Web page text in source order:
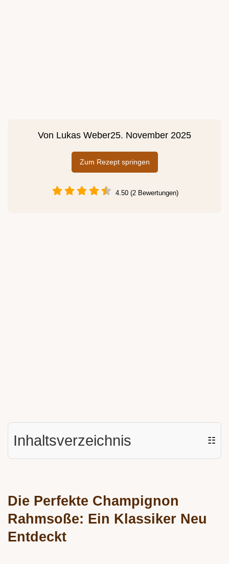
Von Lukas Weber25. November 2025
Zum Rezept springen
4.50 (2 Bewertungen)
Inhaltsverzeichnis ☷
Die Perfekte Champignon
Rahmsoße: Ein Klassiker Neu
Entdeckt